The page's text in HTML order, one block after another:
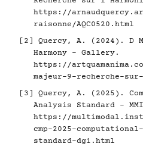
https://
raisonne/AQC0520.html
[2] Quercy, A. (2024). D
Harmony - Gallery.
https://
majeur-9-recherche-
[3] Quercy, A. (2025).
Analysis Standard -
https://
cmp-2025-
standard-dg1.html